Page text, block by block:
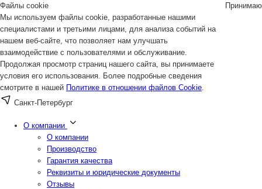
Файлы cookie
Мы используем файлы cookie, разработанные нашими
специалистами и третьими лицами, для анализа событий на
нашем веб-сайте, что позволяет нам улучшать
взаимодействие с пользователями и обслуживание.
Продолжая просмотр страниц нашего сайта, вы принимаете
условия его использования. Более подробные сведения
смотрите в нашей Политике в отношении файлов Cookie.
Принимаю
Санкт-Петербург
О компании
О компании
Производство
Гарантия качества
Реквизиты и юридические документы
Отзывы